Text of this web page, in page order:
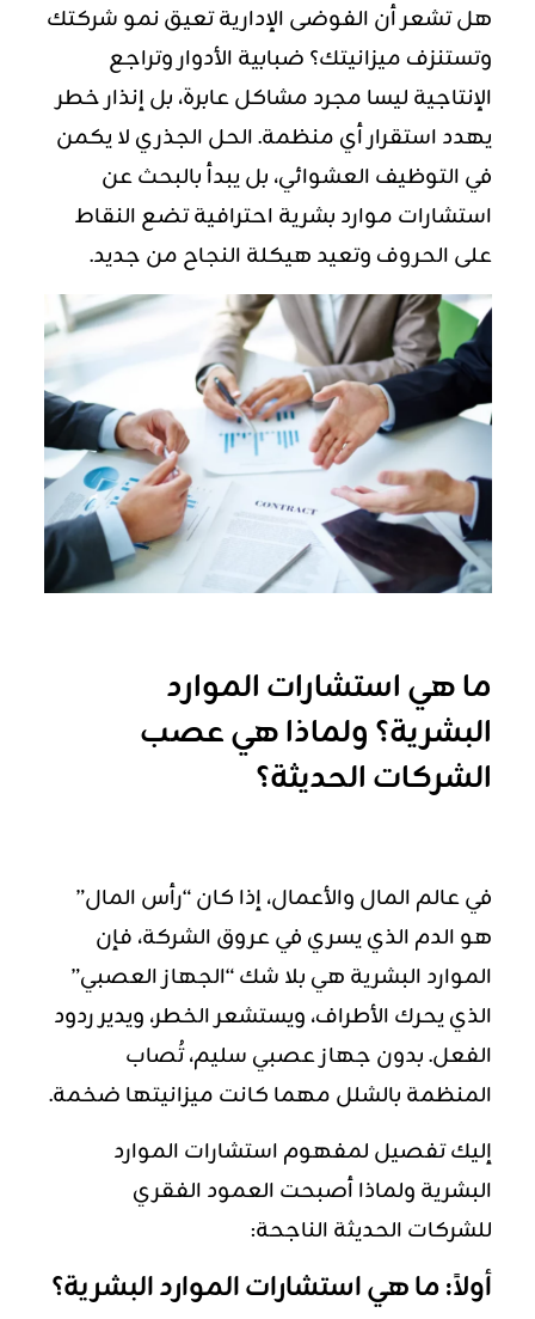
هل تشعر أن الفوضى الإدارية تعيق نمو شركتك
وتستنزف ميزانيتك؟ ضبابية الأدوار وتراجع
الإنتاجية ليسا مجرد مشاكل عابرة، بل إنذار خطر
يهدد استقرار أي منظمة. الحل الجذري لا يكمن
في التوظيف العشوائي، بل يبدأ بالبحث عن
استشارات موارد بشرية احترافية تضع النقاط
على الحروف وتعيد هيكلة النجاح من جديد.
ما هي استشارات الموارد
البشرية؟ ولماذا هي عصب
الشركات الحديثة؟
في عالم المال والأعمال، إذا كان “رأس المال”
هو الدم الذي يسري في عروق الشركة، فإن
الموارد البشرية هي بلا شك “الجهاز العصبي”
الذي يحرك الأطراف، ويستشعر الخطر، ويدير ردود
الفعل. بدون جهاز عصبي سليم، تُصاب
المنظمة بالشلل مهما كانت ميزانيتها ضخمة.
إليك تفصيل لمفهوم استشارات الموارد
البشرية ولماذا أصبحت العمود الفقري
للشركات الحديثة الناجحة:
أولاً: ما هي استشارات الموارد البشرية؟